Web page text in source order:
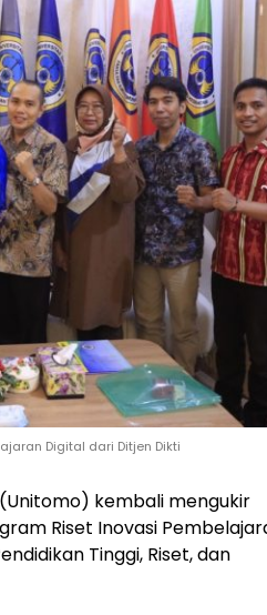
Digital dari Ditjen Dikti
kembali mengukir
Riset Inovasi
Tinggi, Riset, dan